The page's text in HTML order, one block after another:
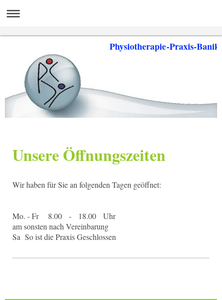
Physiotherapie-Praxis-Banik
Unsere Öffnungszeiten
Wir haben für Sie an folgenden Tagen geöffnet:
Mo. - Fr 8.00 - 18.00 Uhr
am sonsten nach Vereinbarung
Sa So ist die Praxis Geschlossen